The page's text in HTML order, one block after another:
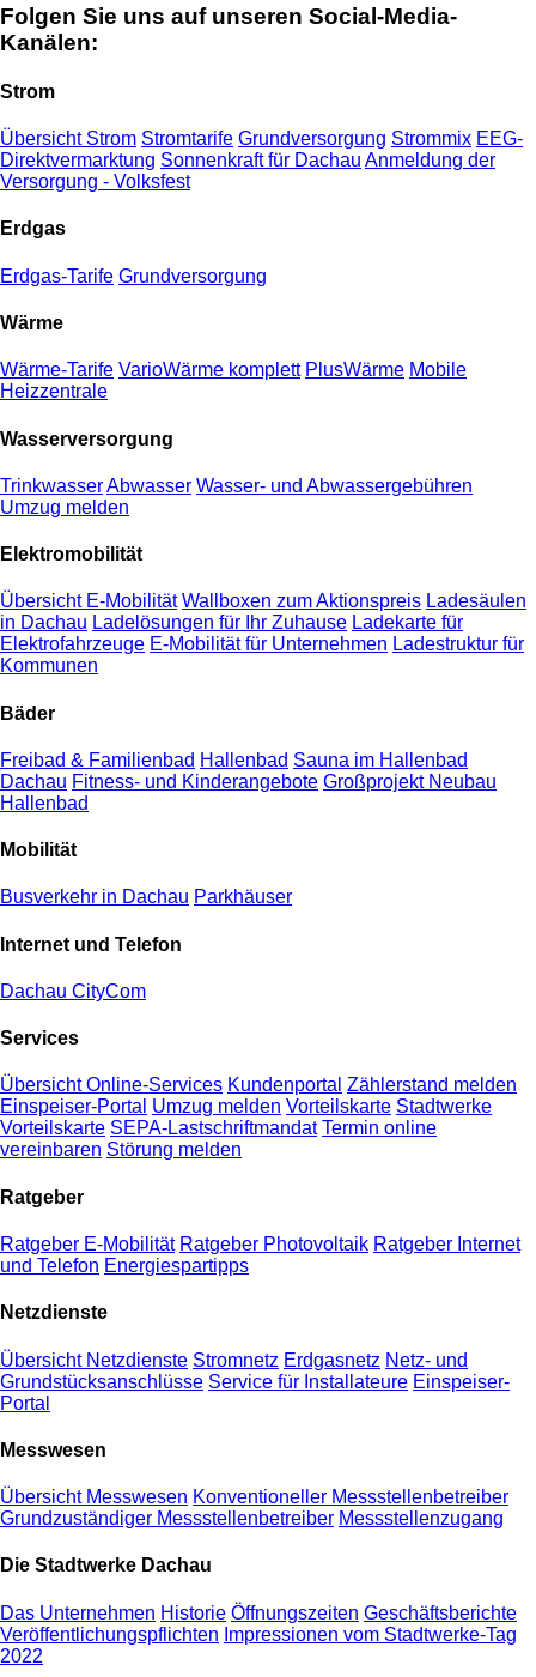
Folgen Sie uns auf unseren Social-Media-
Kanälen:
Strom
Übersicht Strom Stromtarife Grundversorgung Strommix EEG-
Direktvermarktung Sonnenkraft für Dachau Anmeldung der
Versorgung - Volksfest
Erdgas
Erdgas-Tarife Grundversorgung
Wärme
Wärme-Tarife VarioWärme komplett PlusWärme Mobile
Heizzentrale
Wasserversorgung
TrinkwasserAbwasser Wasser- und Abwassergebühren
Umzug melden
Elektromobilität
Übersicht E-Mobilität Wallboxen zum Aktionspreis Ladesäulen
in Dachau Ladelösungen für Ihr Zuhause Ladekarte für
Elektrofahrzeuge E-Mobilität für Unternehmen Ladestruktur für
Kommunen
Bäder
Freibad & Familienbad Hallenbad Sauna im Hallenbad
Dachau Fitness- und Kinderangebote Großprojekt Neubau
Hallenbad
Mobilität
Busverkehr in Dachau Parkhäuser
Internet und Telefon
Dachau CityCom
Services
Übersicht Online-Services Kundenportal Zählerstand melden
Einspeiser-Portal Umzug melden Vorteilskarte Stadtwerke
Vorteilskarte SEPA-Lastschriftmandat Termin online
vereinbaren Störung melden
Ratgeber
Ratgeber E-Mobilität Ratgeber Photovoltaik Ratgeber Internet
und Telefon Energiespartipps
Netzdienste
Übersicht Netzdienste Stromnetz Erdgasnetz Netz- und
Grundstücksanschlüsse Service für Installateure Einspeiser-
Portal
Messwesen
Übersicht Messwesen Konventioneller Messstellenbetreiber
Grundzuständiger Messstellenbetreiber Messstellenzugang
Die Stadtwerke Dachau
Das Unternehmen Historie Öffnungszeiten Geschäftsberichte
Veröffentlichungspflichten Impressionen vom Stadtwerke-Tag
2022